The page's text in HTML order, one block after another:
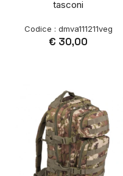
tasconi
Codice : dmva111211veg
€ 30,00